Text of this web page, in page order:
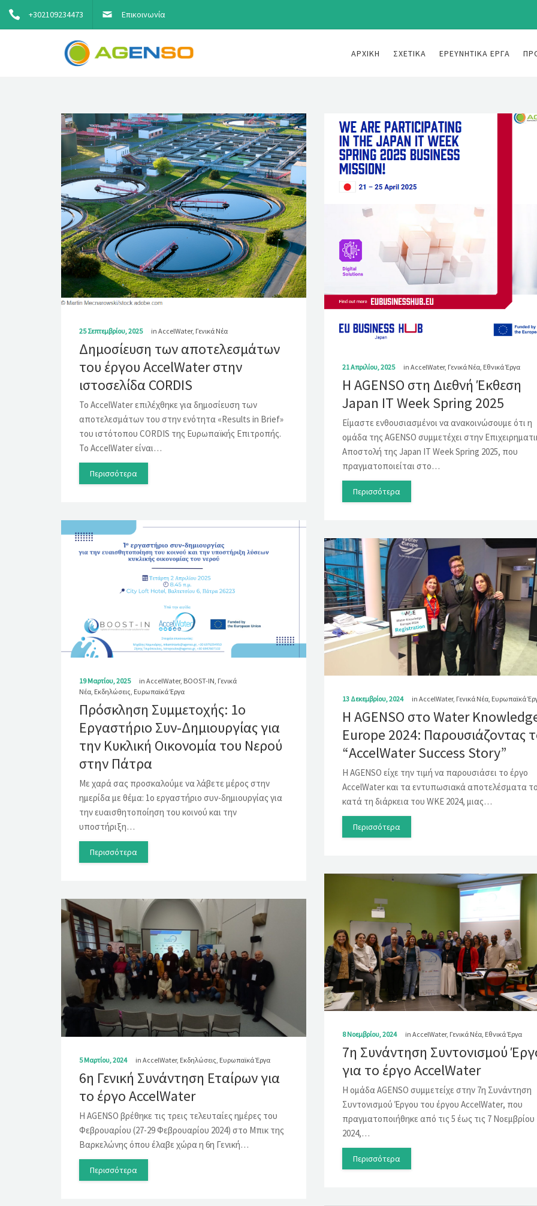
+302109234473 Επικοινωνία
ΑΡΧΙΚΉ ΣΧΕΤΙΚΆ ΕΡΕΥΝΗΤΙΚΆ ΈΡΓΑ
25 Σεπτεμβρίου, 2025 in AccelWater, Γενικά Νέα
Δημοσίευση των αποτελεσμάτων
του έργου AccelWater στην
ιστοσελίδα CORDIS
Το AccelWater επιλέχθηκε για δημοσίευση των
αποτελεσμάτων του στην ενότητα «Results in Brief»
του ιστότοπου CORDIS της Ευρωπαϊκής Επιτροπής.
Το AccelWater είναι…
Περισσότερα
21 Απριλίου, 2025 in AccelWater, Γενικά Νέα, Εθνικά Έργα
Η AGENSO στη Διεθνή Έκθεση
Japan IT Week Spring 2025
Είμαστε ενθουσιασμένοι να ανακοινώσουμε ότι η
ομάδα της AGENSO συμμετέχει στην
Αποστολή της Japan IT Week Spring 2025, που
πραγματοποιείται στο…
Περισσότερα
19 Μαρτίου, 2025 in AccelWater, BOOST-IN, Γενικά
Νέα, Εκδηλώσεις, Ευρωπαϊκά Έργα
Πρόσκληση Συμμετοχής: 1ο
Εργαστήριο Συν-Δημιουργίας για
την Κυκλική Οικονομία του Νερού
στην Πάτρα
Mε χαρά σας προσκαλούμε να λάβετε μέρος στην
ημερίδα με θέμα: 1ο εργαστήριο συν-δημιουργίας για
την ευαισθητοποίηση του κοινού και την
υποστήριξη…
Περισσότερα
13 Δεκεμβρίου, 2024 in AccelWater, Γενικά Νέα, Ευρωπαϊκά
Η AGENSO στο Water
Europe 2024: Παρουσιάζοντας
“AccelWater Success Story”
Η AGENSO είχε την τιμή να παρουσιάσει το έργο
AccelWater και τα εντυπωσιακά αποτελέσματα
κατά τη διάρκεια του WKE 2024, μιας…
Περισσότερα
8 Νοεμβρίου, 2024 in AccelWater, Γενικά Νέα, Εθνικά Έργα
7η Συνάντηση Συντονισμού
για το έργο AccelWater
Η ομάδα AGENSO συμμετείχε στην 7η Συνάντηση
Συντονισμού Έργου του έργου AccelWater, που
πραγματοποιήθηκε από τις 5 έως τις 7 Νοεμβρίου
2024,…
Περισσότερα
5 Μαρτίου, 2024 in AccelWater, Εκδηλώσεις Ευρωπαϊκά Έργα
6η Γενική Συνάντηση Εταίρων για
το έργο AccelWater
Η AGENSO βρέθηκε τις τρεις τελευταίες ημέρες του
Φεβρουαρίου (27-29 Φεβρουαρίου 2024) στο Μπικ της
Βαρκελώνης όπου έλαβε χώρα η 6η Γενική…
Περισσότερα